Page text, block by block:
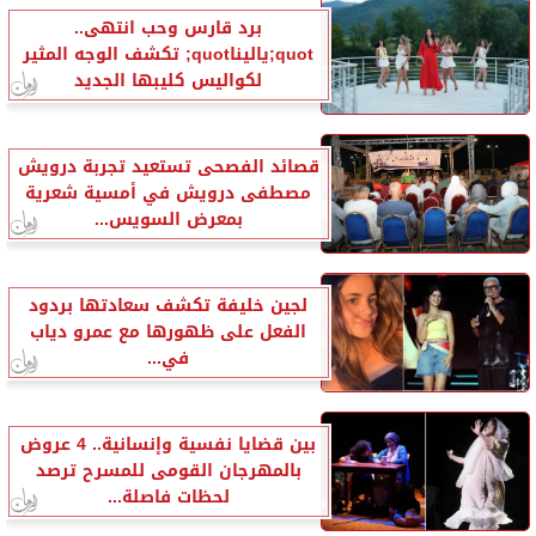
برد قارس وحب انتهى..
quot;ياليناquot; تكشف الوجه المثير
لكواليس كليبها الجديد
قصائد الفصحى تستعيد تجربة درويش
مصطفى درويش في أمسية شعرية
بمعرض السويس...
لجين خليفة تكشف سعادتها بردود
الفعل على ظهورها مع عمرو دياب
في...
بين قضايا نفسية وإنسانية.. 4 عروض
بالمهرجان القومى للمسرح ترصد
لحظات فاصلة...